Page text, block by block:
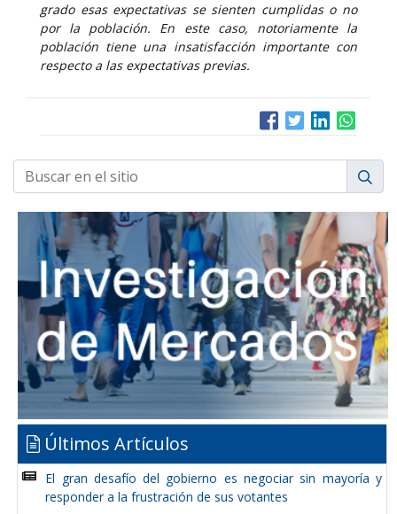
grado esas expectativas se sienten cumplidas o no
por la población. En este caso, notoriamente la
población tiene una insatisfacción importante con
respecto a las expectativas previas.
Últimos Artículos
El gran desafío del gobierno es negociar sin mayoría y
responder a la frustración de sus votantes